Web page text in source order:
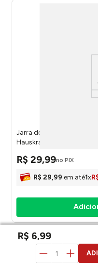
R$ 6,99
Jarra de Vidro
Hauskraft
R$ 29,99no PIX
R$ 29,99 em até1x
duvidas? pergunte